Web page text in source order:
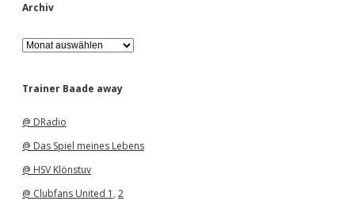
Archiv
A
r
h
Trainer Baade away
@ DRadio
@ Das Spiel meines Lebens
@ HSV Klönstuv
@ Clubfans United 1 , 2